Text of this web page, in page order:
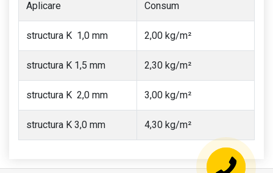
Aplicare Consum
structura K 1,0 mm 2,00 kg/m²
structura K 1,5 mm 2,30 kg/m²
structura K 2,0 mm 3,00 kg/m²
structura K 3,0 mm 4,30 kg/m²